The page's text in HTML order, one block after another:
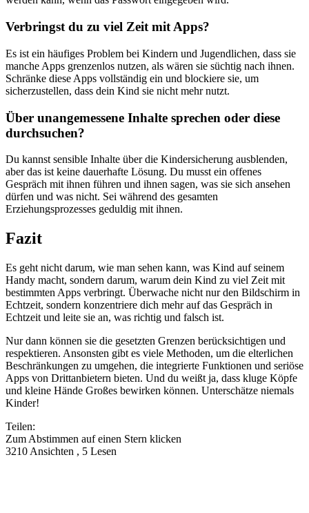
Verbringst du zu viel Zeit mit Apps?
Es ist ein häufiges Problem bei Kindern und Jugendlichen, dass sie
manche Apps grenzenlos nutzen, als wären sie süchtig nach ihnen.
Schränke diese Apps vollständig ein und blockiere sie, um
sicherzustellen, dass dein Kind sie nicht mehr nutzt.
Über unangemessene Inhalte sprechen oder diese
durchsuchen?
Du kannst sensible Inhalte über die Kindersicherung ausblenden,
aber das ist keine dauerhafte Lösung. Du musst ein offenes
Gespräch mit ihnen führen und ihnen sagen, was sie sich ansehen
dürfen und was nicht. Sei während des gesamten
Erziehungsprozesses geduldig mit ihnen.
Fazit
Es geht nicht darum, wie man sehen kann, was Kind auf seinem
Handy macht, sondern darum, warum dein Kind zu viel Zeit mit
bestimmten Apps verbringt. Überwache nicht nur den Bildschirm in
Echtzeit, sondern konzentriere dich mehr auf das Gespräch in
Echtzeit und leite sie an, was richtig und falsch ist.
Nur dann können sie die gesetzten Grenzen berücksichtigen und
respektieren. Ansonsten gibt es viele Methoden, um die elterlichen
Beschränkungen zu umgehen, die integrierte Funktionen und seriöse
Apps von Drittanbietern bieten. Und du weißt ja, dass kluge Köpfe
und kleine Hände Großes bewirken können. Unterschätze niemals
Kinder!
Teilen:
Zum Abstimmen auf einen Stern klicken
3210 Ansichten , 5 Lesen